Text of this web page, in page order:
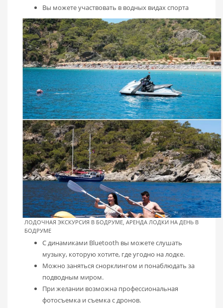
Вы можете участвовать в водных видах спорта
ЛОДОЧНАЯ ЭКСКУРСИЯ В БОДРУМЕ, АРЕНДА ЛОДКИ НА ДЕНЬ В
БОДРУМЕ
С динамиками Bluetooth вы можете слушать
музыку, которую хотите, где угодно на лодке.
Можно заняться снорклингом и понаблюдать за
подводным миром.
При желании возможна профессиональная
фотосъемка и съемка с дронов.